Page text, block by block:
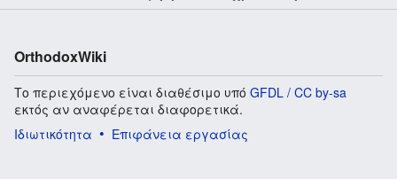
OrthodoxWiki
Το περιεχόμενο είναι διαθέσιμο υπό GFDL / CC by-sa
εκτός αν αναφέρεται διαφορετικά.
Ιδιωτικότητα
Επιφάνεια εργασίας